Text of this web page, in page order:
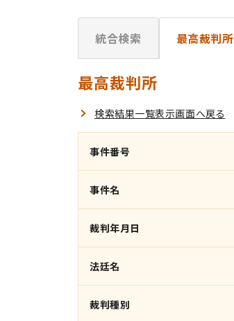
統合検索 最高裁判所
最高裁判所
検索結果一覧表示画面へ戻る
事件番号
事件名
裁判年月日
法廷名
裁判種別